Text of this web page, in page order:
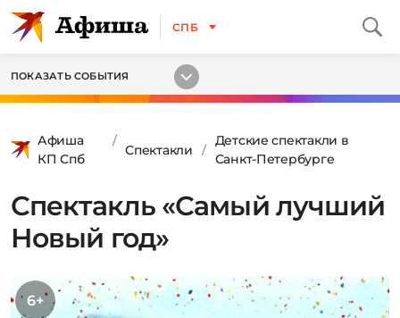
СПБ
ПОКАЗАТЬ СОБЫТИЯ
Афиша
КП Спб
Спектакли
Детские спектакли в
Санкт-Петербурге
Спектакль «Самый лучший
Новый год»
6+